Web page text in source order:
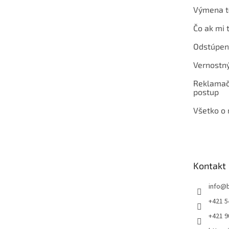
Výmena
Čo ak mi
postup
Všetko o
Kontakt
info@
+421
+421